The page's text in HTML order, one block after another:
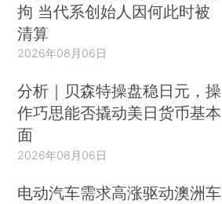
拘 当代系创始人因何此时被
清算
2026年08月06日
分析｜贝森特操盘稳日元，操
作巧思能否撬动美日货币基本
面
2026年08月06日
电动汽车需求高涨驱动澳洲车